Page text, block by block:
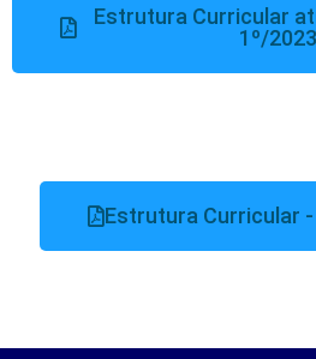
ADMINISTRAÇÃO
Estrutura Curricular
1º/2023
Estrutura Curricular